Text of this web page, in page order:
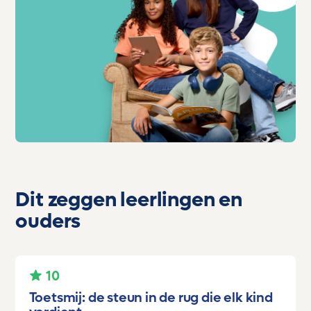
Dit zeggen leerlingen en
ouders
10
Toetsmij: de steun in de rug die elk kind